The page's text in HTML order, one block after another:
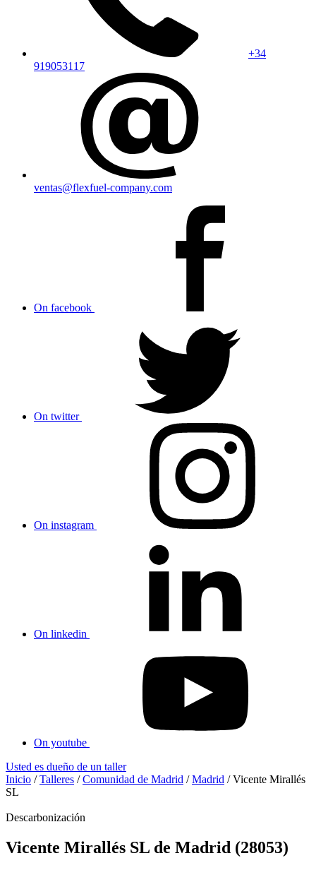
+34
919053117
ventas@flexfuel-company.com
On facebook
On twitter
On instagram
On linkedin
On youtube
Usted es dueño de un taller
Inicio /Talleres /Comunidad de Madrid /Madrid /Vicente Mirallés
SL
Descarbonización
Vicente Mirallés SL de Madrid (28053)